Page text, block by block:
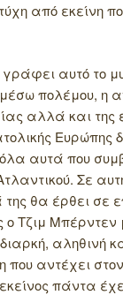
από εκείνη
γράφει αυτό το
μέσω πολέμου, η
αλλά και της
Ευρώπης
αυτά που
Σε
θα έρθει σε
Τζιμ Μπέρντεν
αληθινή
που αντέχει
πάντα